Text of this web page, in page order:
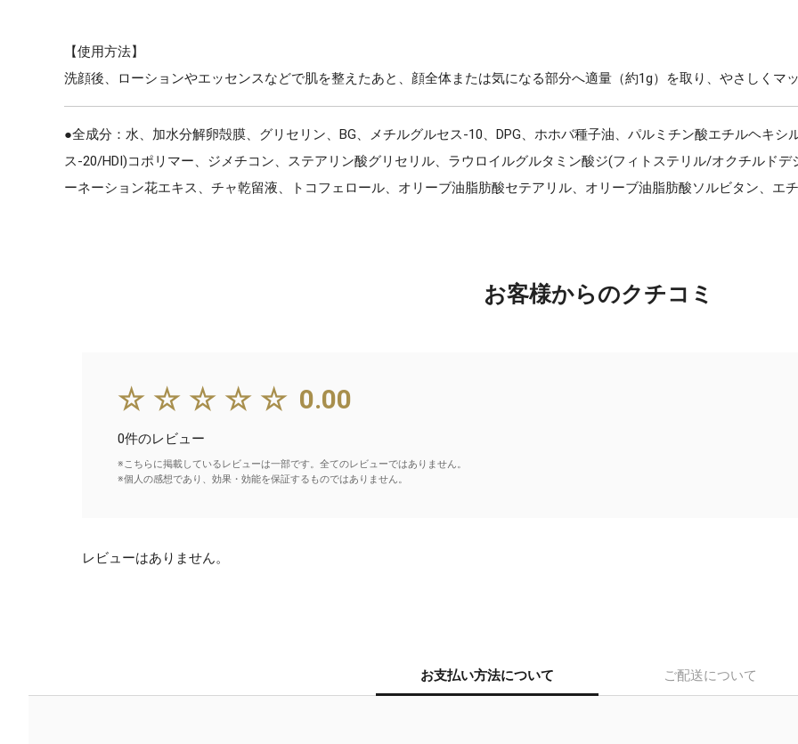
【使用方法】
洗顔後、ローションやエッセンスなどで肌を整えたあと、顔全体または気になる部分へ適量（約1g）を取り、やさしくマ
●全成分：水、加水分解卵殻膜、グリセリン、BG、メチルグルセス-10、DPG、ホホバ種子油、パルミチン酸エチルヘキ
ス-20/HDI)コポリマー、ジメチコン、ステアリン酸グリセリル、ラウロイルグルタミン酸ジ(フィトステリル/オクチルド
ーネーション花エキス、チャ乾留液、トコフェロール、オリーブ油脂肪酸セテアリル、オリーブ油脂肪酸ソルビタン、エ
お客様からのクチコミ
☆☆☆☆☆ 0.00
0件のレビュー
※こちらに掲載しているレビューは一部です。全てのレビューではありません。
※個人の感想であり、効果・効能を保証するものではありません。
レビューはありません。
お支払い方法について ご配送について